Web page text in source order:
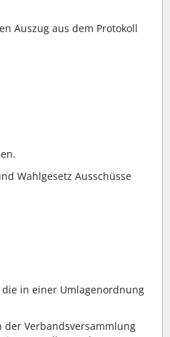
Auszug aus dem Protokoll
Wahlgesetz Ausschüsse
in einer Umlagenordnung
der Verbandsversammlung